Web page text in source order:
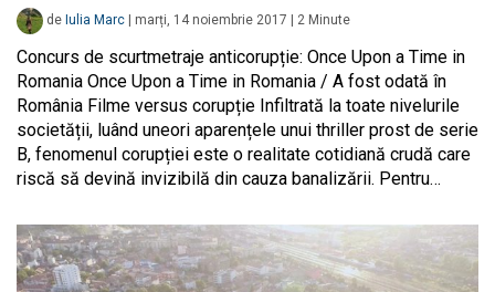
de Iulia Marc marți, 14 noiembrie 2017 2 Minute
Concurs de scurtmetraje anticorupție: Once Upon a Time in
Romania Once Upon a Time in Romania / A fost odată în
România Filme versus corupție Infiltrată la toate nivelurile
societății, luând uneori aparențele unui thriller prost de serie
B, fenomenul corupției este o realitate cotidiană crudă care
riscă să devină invizibilă din cauza banalizării. Pentru…